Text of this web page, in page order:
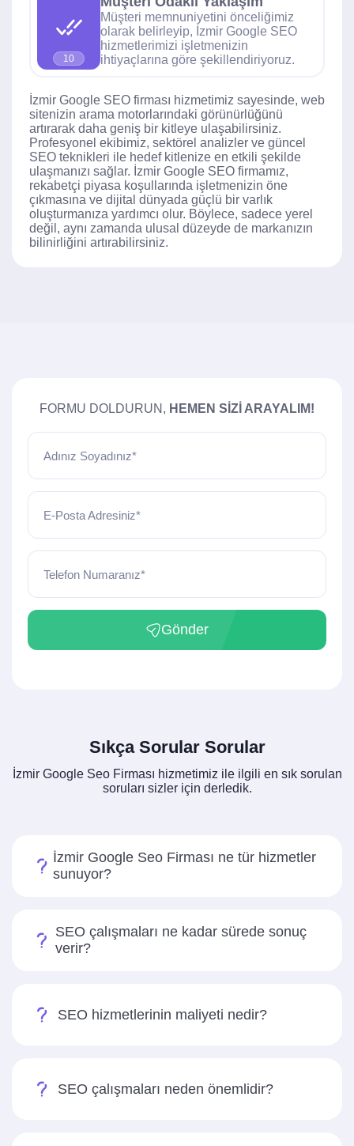
10
Müşteri memnuniyetini önceliğimiz
olarak belirleyip, İzmir Google SEO
hizmetlerimizi işletmenizin
ihtiyaçlarına göre şekillendiriyoruz.
İzmir Google SEO firması hizmetimiz sayesinde, web
sitenizin arama motorlarındaki görünürlüğünü
artırarak daha geniş bir kitleye ulaşabilirsiniz.
Profesyonel ekibimiz, sektörel analizler ve güncel
SEO teknikleri ile hedef kitlenize en etkili şekilde
ulaşmanızı sağlar. İzmir Google SEO firmamız,
rekabetçi piyasa koşullarında işletmenizin öne
çıkmasına ve dijital dünyada güçlü bir varlık
oluşturmanıza yardımcı olur. Böylece, sadece yerel
değil, aynı zamanda ulusal düzeyde de markanızın
bilinirliğini artırabilirsiniz.
FORMU DOLDURUN, HEMEN SIZI ARAYALIM!
Adınız Soyadınız*
E-Posta Adresiniz*
Telefon Numaranız*
Gönder
Sıkça Sorular Sorular
İzmir Google Seo Firması hizmetimiz ile ilgili en sık sorulan
soruları sizler için derledik.
İzmir Google Seo Firması ne tür hizmetler
sunuyor?
SEO çalışmaları ne kadar sürede sonuç
verir?
SEO hizmetlerinin maliyeti nedir?
SEO çalışmaları neden önemlidir?